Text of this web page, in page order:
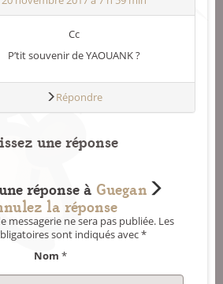
Cc
P’tit souvenir de YAOUANK ?
Répondre
une réponse
réponse à Guegan
la réponse
messagerie ne sera pas publiée.Les
sont indiqués avec*
Nom *